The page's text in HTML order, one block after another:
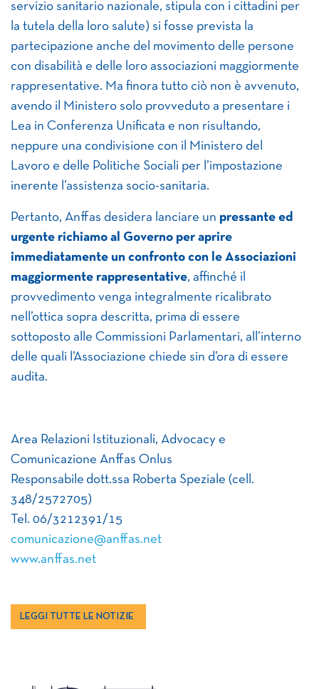
servizio sanitario nazionale, stipula con i cittadini per
la tutela della loro salute) si fosse prevista la
partecipazione anche del movimento delle persone
con disabilità e delle loro associazioni maggiormente
rappresentative. Ma finora tutto ciò non è avvenuto,
avendo il Ministero solo provveduto a presentare i
Lea in Conferenza Unificata e non risultando,
neppure una condivisione con il Ministero del
Lavoro e delle Politiche Sociali per l’impostazione
inerente l’assistenza socio-sanitaria.
Pertanto, Anffas desidera lanciare un pressante ed
urgente richiamo al Governo per aprire
immediatamente un confronto con le Associazioni
maggiormente rappresentative, affinché il
provvedimento venga integralmente ricalibrato
nell’ottica sopra descritta, prima di essere
sottoposto alle Commissioni Parlamentari, all’interno
delle quali l’Associazione chiede sin d’ora di essere
audita.
Area Relazioni Istituzionali, Advocacy e
Comunicazione Anffas Onlus
Responsabile dott.ssa Roberta Speziale (cell.
348/2572705)
Tel. 06/3212391/15
comunicazione@anffas.net
www.anffas.net
LEGGI TUTTE LE NOTIZIE